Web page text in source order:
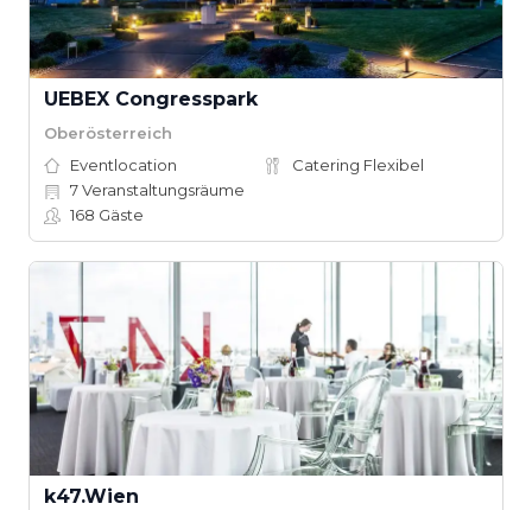
UEBEX Congresspark
Oberösterreich
Eventlocation
Catering Flexibel
7Veranstaltungsräume
168 Gäste
k47.Wien